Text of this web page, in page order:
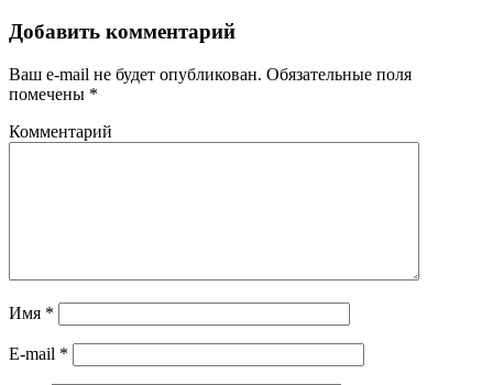
Добавить комментарий
Ваш e-mail не будет опубликован. Обязательные поля
помечены *
Комментарий
Имя *
E-mail *